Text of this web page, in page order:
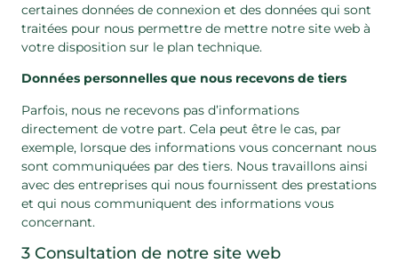
certaines données de connexion et des données qui sont
traitées pour nous permettre de mettre notre site web à
votre disposition sur le plan technique.
Données personnelles que nous recevons de tiers
Parfois, nous ne recevons pas d’informations
directement de votre part. Cela peut être le cas, par
exemple, lorsque des informations vous concernant nous
sont communiquées par des tiers. Nous travaillons ainsi
avec des entreprises qui nous fournissent des prestations
et qui nous communiquent des informations vous
concernant.
3 Consultation de notre site web